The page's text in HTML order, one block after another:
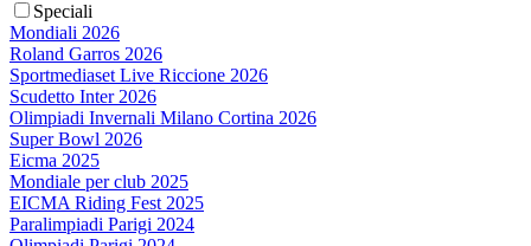
Speciali
Mondiali 2026
Roland Garros 2026
Sportmediaset Live Riccione 2026
Scudetto Inter 2026
Olimpiadi Invernali Milano Cortina 2026
Super Bowl 2026
Eicma 2025
Mondiale per club 2025
EICMA Riding Fest 2025
Paralimpiadi Parigi 2024